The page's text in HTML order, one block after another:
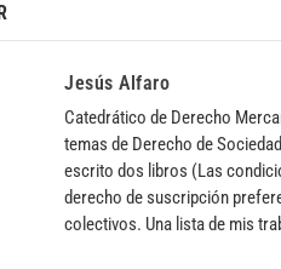
Jesús Alfaro
Catedrático de Derecho
temas de Derecho de
escrito dos libros (Las
derecho de suscripción
colectivos. Una lista de mis